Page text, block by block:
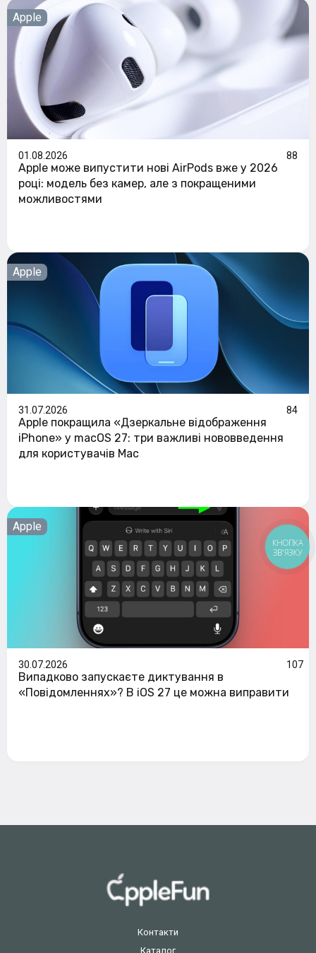
Apple
01.08.2026 88
Apple може випустити нові AirPods вже у 2026
році: модель без камер, але з покращеними
можливостями
Apple
31.07.2026 84
Apple покращила «Дзеркальне відображення
iPhone» у macOS 27: три важливі нововведення
для користувачів Mac
Apple
30.07.2026 107
Випадково запускаєте диктування в
«Повідомленнях»? В iOS 27 це можна виправити
Контакти
Каталог
КНОПКА
ЗВ'ЯЗКУ